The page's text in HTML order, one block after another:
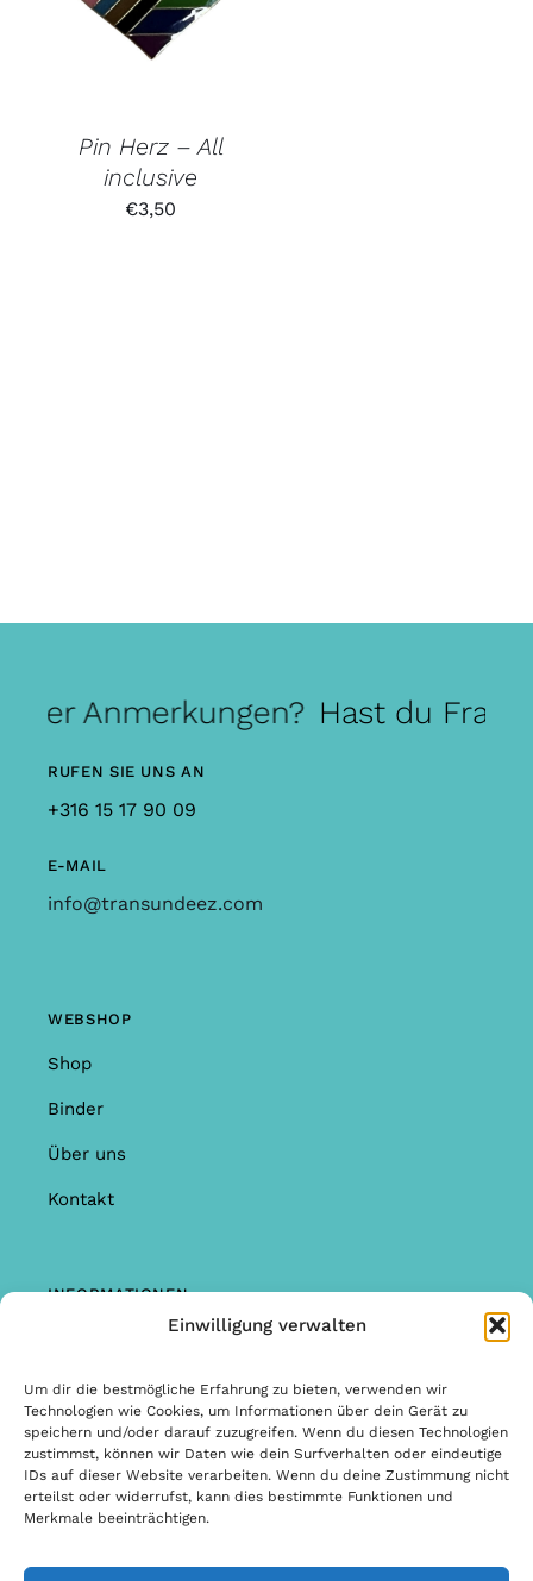
Einwilligung verwalten
Um dir die bestmögliche Erfahrung zu bieten, verwenden wir
Technologien wie Cookies, um Informationen über dein Gerät zu
speichern und/oder darauf zuzugreifen. Wenn du diesen Technologien
zustimmst, können wir Daten wie dein Surfverhalten oder eindeutige
IDs auf dieser Website verarbeiten. Wenn du deine Zustimmung nicht
erteilst oder widerrufst, kann dies bestimmte Funktionen und
Merkmale beeinträchtigen.
Pin Herz – All
inclusive
€3,50
Anmerkungen? Hast du
RUFEN SIE UNS AN
+316 15 17 90 09
E-MAIL
info@transundeez.com
WEBSHOP
Shop
Binder
Über uns
Kontakt
INFORMATIONEN
Garantie & Reklamationen
Allgemeine Bedingungen & Konditionen
Allgemeine Bedingungen & Konditionen
Datenschutzbestimmungen